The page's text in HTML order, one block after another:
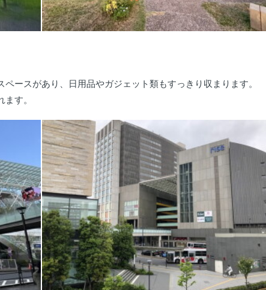
ースがあり、日用品やガジェット類もすっきり収まります。
す。